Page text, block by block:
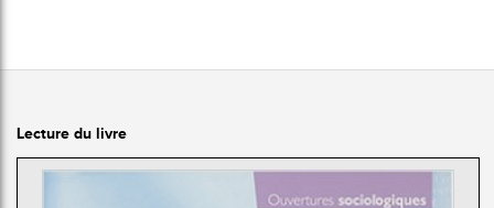
Lecture du livre